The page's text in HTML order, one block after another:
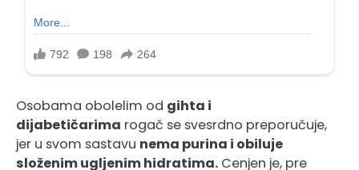
Osobama obolelim od gihta i
dijabetičarima rogač se svesrdno preporučuje,
jer u svom sastavu nema purina i obiluje
složenim ugljenim hidratima. Cenjen je, pre